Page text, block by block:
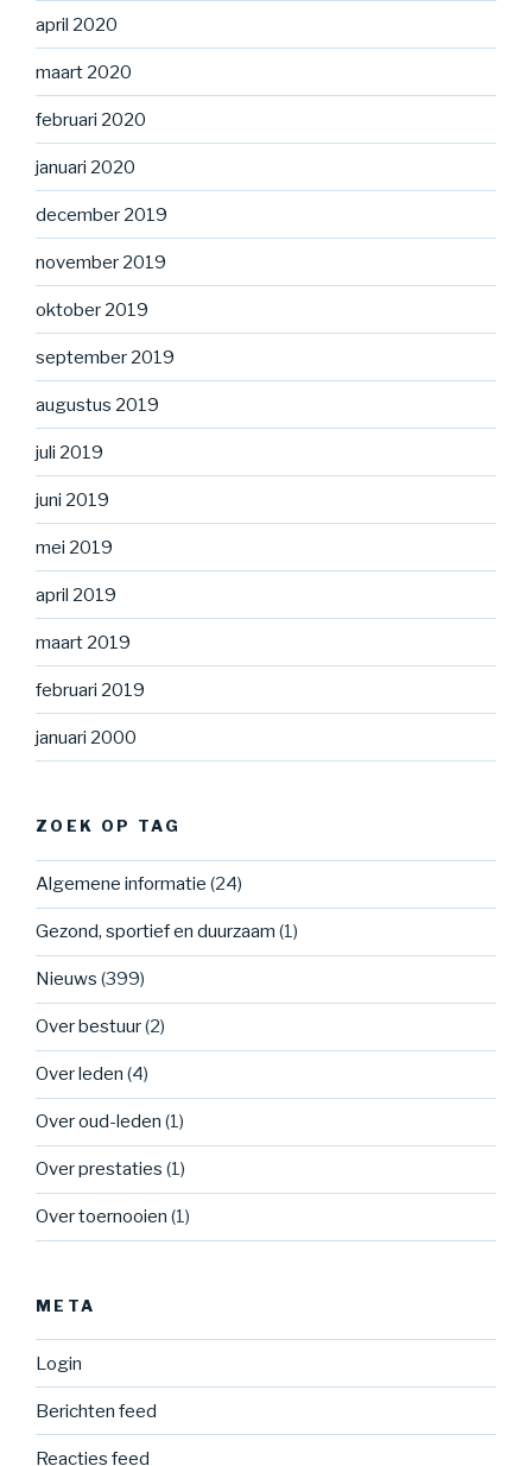
april 2020
maart 2020
februari 2020
januari 2020
december 2019
november 2019
oktober 2019
september 2019
augustus 2019
juli 2019
juni 2019
mei 2019
april 2019
maart 2019
februari 2019
januari 2000
ZOEK OP TAG
Algemene informatie (24)
Gezond, sportief en duurzaam (1)
Nieuws (399)
Over bestuur(2)
Over leden (4)
Over oud-leden (1)
Over prestaties (1)
Over toernooien (1)
META
Login
Berichten feed
Reacties feed